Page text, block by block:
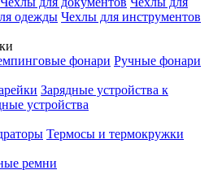
одежды Чехлы для инструментов
фонари Ручные фонари
Зарядные устройства к
устройства
Термосы и термокружки
ремни